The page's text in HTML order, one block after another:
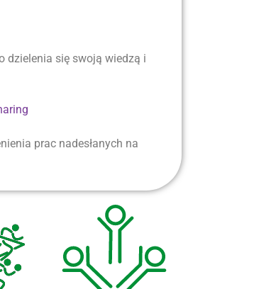
dzielenia się swoją wiedzą i
prac nadesłanych na